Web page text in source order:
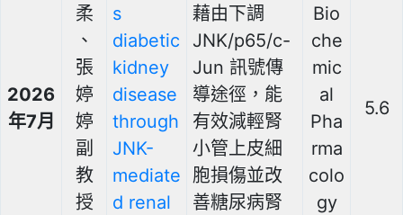
2026
年7月
柔
、
張
婷
婷
副
教
授
s
diabetic
kidney
disease
through
JNK-
mediate
d renal
藉由下調
JNK/p65/c-
Jun 訊號傳
導途徑，能
有效減輕腎
小管上皮細
胞損傷並改
善糖尿病腎
Bio
che
mic
al
Pha
rma
colo
gy
5.6